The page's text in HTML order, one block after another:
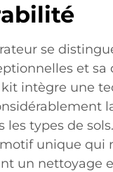
se
et sa
intègre une
types de
unique qui
un nettoyage